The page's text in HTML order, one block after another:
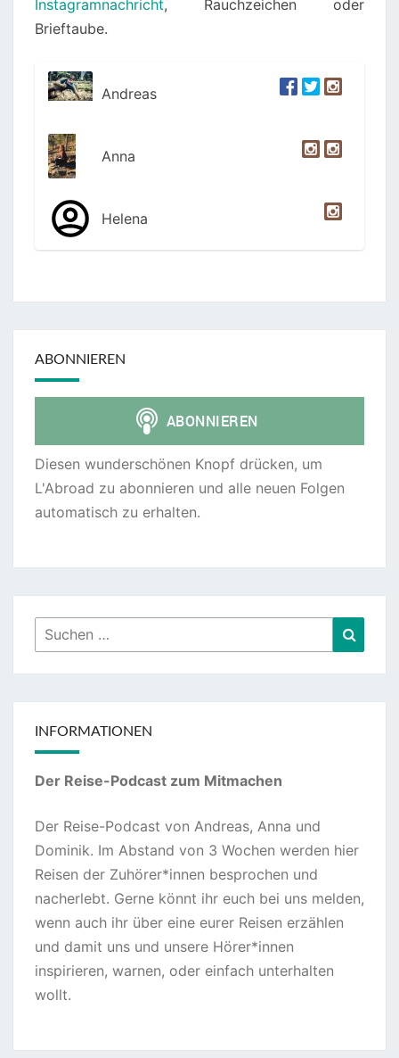
Instagramnachricht, Rauchzeichen oder
Brieftaube.
Andreas
Anna
Helena
ABONNIEREN
Diesen wunderschönen Knopf drücken, um
L'Abroad zu abonnieren und alle neuen Folgen
automatisch zu erhalten.
Suchen
nach:
INFORMATIONEN
Der Reise-Podcast zum Mitmachen
Der Reise-Podcast von Andreas, Anna und
Dominik. Im Abstand von 3 Wochen werden hier
Reisen der Zuhörer*innen besprochen und
nacherlebt. Gerne könnt ihr euch bei uns melden,
wenn auch ihr über eine eurer Reisen erzählen
und damit uns und unsere Hörer*innen
inspirieren, warnen, oder einfach unterhalten
wollt.